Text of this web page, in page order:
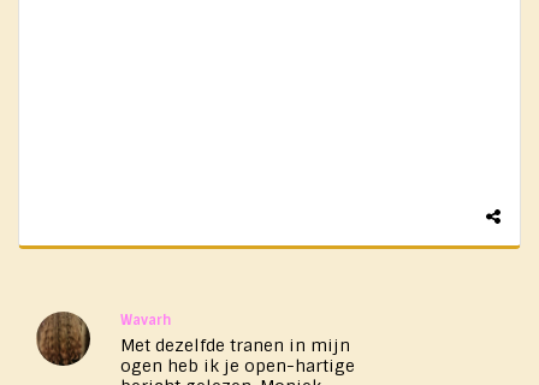
Wavarh
Met dezelfde tranen in mijn
ogen heb ik je open-hartige